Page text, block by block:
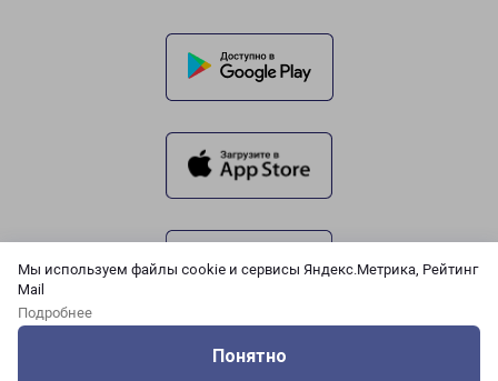
Мы используем файлы cookie и сервисы Яндекс.Метрика, Рейтинг
Mail
Подробнее
Понятно